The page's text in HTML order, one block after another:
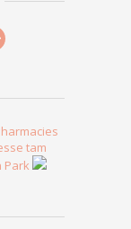
tam
Park